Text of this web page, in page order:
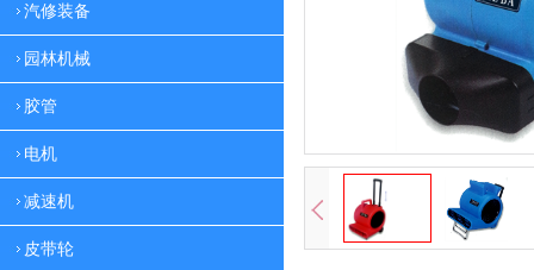
汽修装备
园林机械
胶管
电机
减速机
皮带轮